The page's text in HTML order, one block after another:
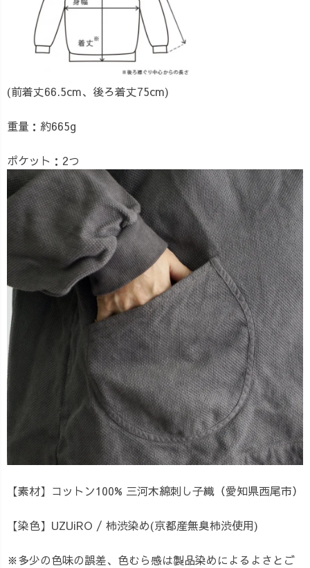
(前着丈66.5cm、後ろ着丈75cm)
重量：約665g
ポケット：2つ
【素材】コットン100% 三河木綿刺し子織（愛知県西尾市）
【染色】UZUiRO / 柿渋染め(京都産無臭柿渋使用)
※多少の色味の誤差、色むら感は製品染めによるよさとご